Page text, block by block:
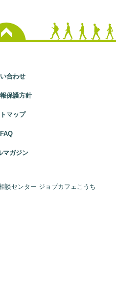
合わせ
保護方針
マップ
FAQ
マガジン
談センター ジョブカフェこうち